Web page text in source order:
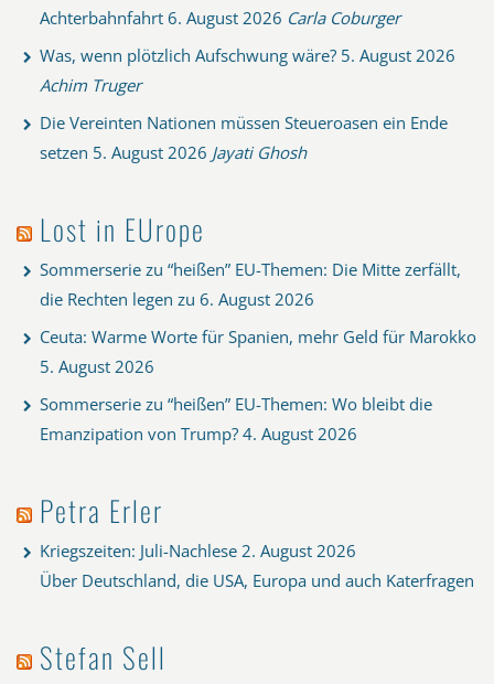
Achterbahnfahrt 6. August 2026 Carla Coburger
Was, wenn plötzlich Aufschwung wäre? 5. August 2026
Achim Truger
Die Vereinten Nationen müssen Steueroasen ein Ende
setzen 5. August 2026 Jayati Ghosh
Lost in EUrope
Sommerserie zu “heißen” EU-Themen: Die Mitte zerfällt,
die Rechten legen zu 6. August 2026
Ceuta: Warme Worte für Spanien, mehr Geld für Marokko
5. August 2026
Sommerserie zu “heißen” EU-Themen: Wo bleibt die
Emanzipation von Trump? 4. August 2026
Petra Erler
Kriegszeiten: Juli-Nachlese 2. August 2026
Über Deutschland, die USA, Europa und auch Katerfragen
Stefan Sell